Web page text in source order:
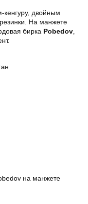
двойным
На манжете
бирка Pobedov
на манжете